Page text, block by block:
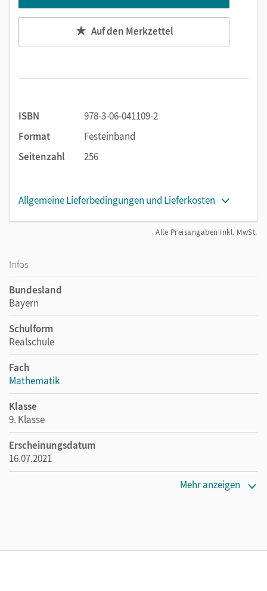
Auf den Merkzettel
ISBN
978-3-06-041109-2
Format
Festeinband
Seitenzahl
256
Allgemeine Lieferbedingungen und Lieferkosten
Alle Preisangaben inkl. MwSt.
Infos
Bundesland
Bayern
Schulform
Realschule
Fach
Mathematik
Klasse
9. Klasse
Erscheinungsdatum
16.07.2021
Mehr anzeigen